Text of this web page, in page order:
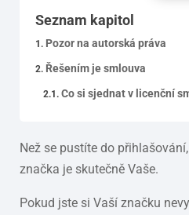
Seznam kapitol
Pozor na autorská práva
Řešením je smlouva
Co si sjednat v licenční
Než se pustíte do
značka je skutečně Vaše.
Pokud jste si Vaší značku